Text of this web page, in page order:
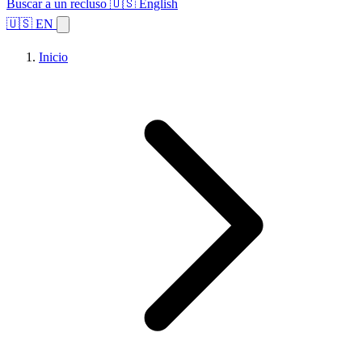
Buscar a un recluso 🇺🇸 English
🇺🇸 EN
Inicio